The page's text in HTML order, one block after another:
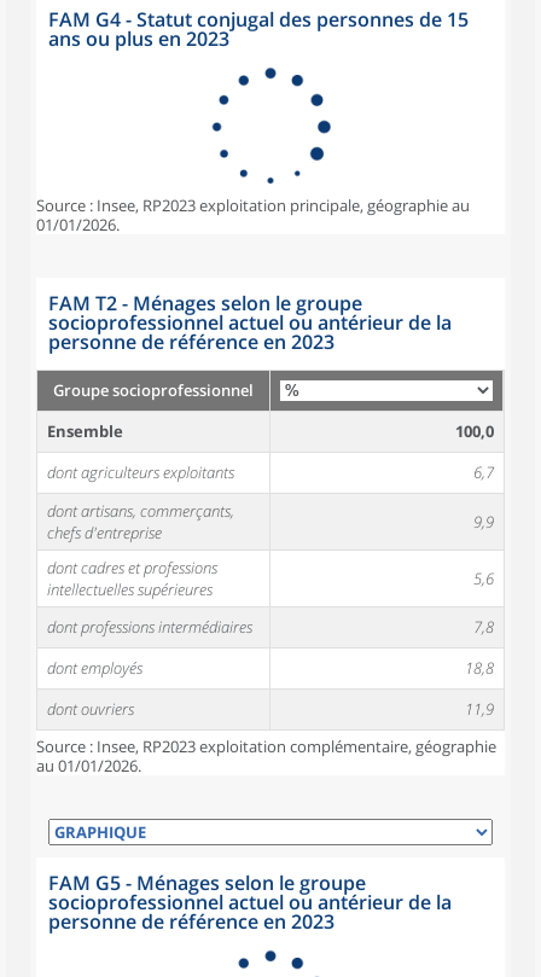
FAM G4 - Statut conjugal des personnes de 15
ans ou plus en 2023
Source : Insee, RP2023 exploitation principale, géographie au
01/01/2026.
FAM T2 - Ménages selon le groupe
socioprofessionnel actuel ou antérieur de la
personne de référence en 2023
Groupe socioprofessionnel
Ensemble
100,0
dont agriculteurs exploitants
6,7
dont artisans, commerçants,
chefs d'entreprise
9,9
dont cadres et professions
intellectuelles supérieures
5,6
dont professions intermédiaires
7,8
dont employés
18,8
dont ouvriers
11,9
Source : Insee, RP2023 exploitation complémentaire, géographie
au 01/01/2026.
FAM G5 - Ménages selon le groupe
socioprofessionnel actuel ou antérieur de la
personne de référence en 2023